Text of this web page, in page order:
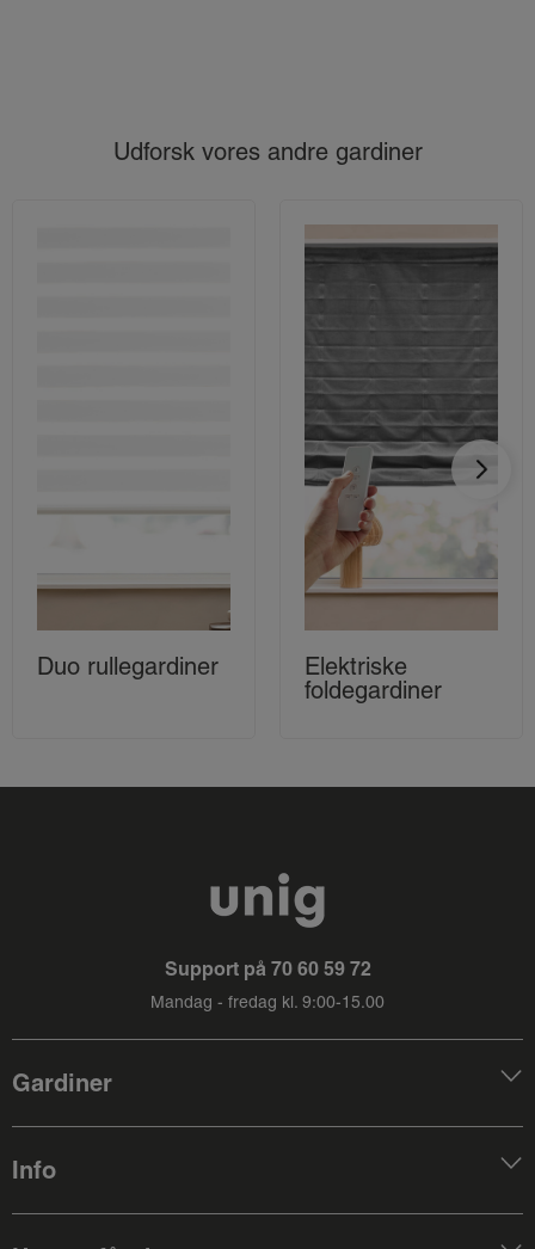
Udforsk vores andre gardiner
Duo rullegardiner
Elektriske
foldegardiner
Support på 70 60 59 72
Mandag - fredag kl. 9:00-15.00
Gardiner
Info